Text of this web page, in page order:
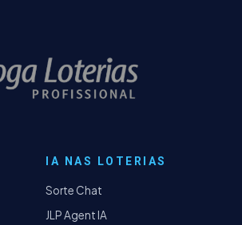
IA NAS LOTERIAS
Sorte Chat
JLP Agent IA